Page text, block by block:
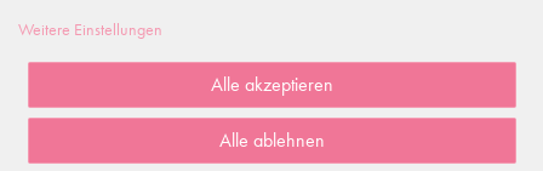
Meine Einwilligung kann ich jederzeit widerrufen.
Weitere Einstellungen
Alle akzeptieren
Alle ablehnen